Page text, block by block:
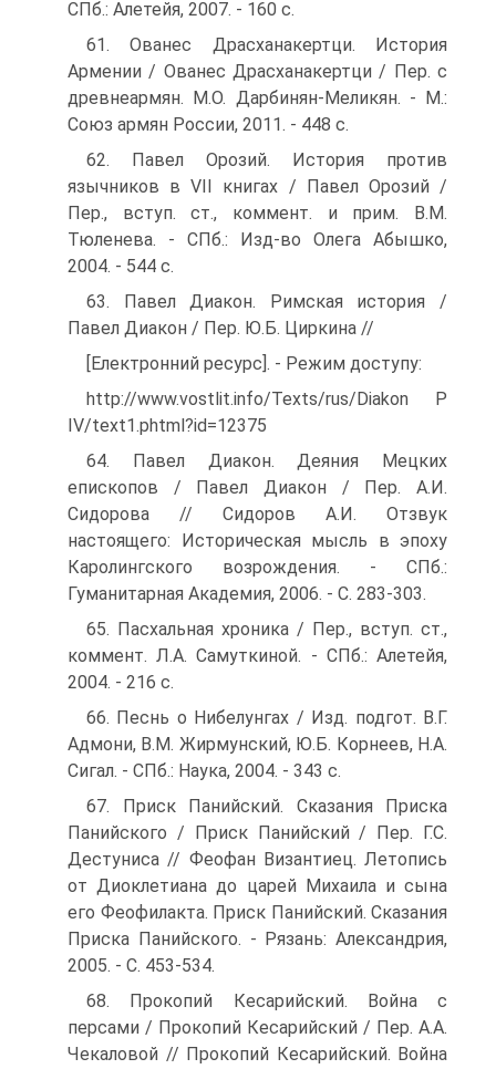
СПб.: Алетейя, 2007. - 160 с.
61. Ованес Драсханакертци. История
Армении / Ованес Драсханакертци / Пер. с
древнеармян. М.О. Дарбинян-Меликян. - М.:
Союз армян России, 2011. - 448 с.
62. Павел Орозий. История против
язычников в VII книгах / Павел Орозий /
Пер., вступ. ст., коммент. и прим. В.М.
Тюленева. - СПб.: Изд-во Олега Абышко,
2004. - 544 с.
63. Павел Диакон. Римская история /
Павел Диакон / Пер. Ю.Б. Циркина //
[Електронний ресурс]. - Режим доступу:
http://www.vostlit.info/Texts/rus/Diakon P
IV/text1.phtml?id=12375
64. Павел Диакон. Деяния Мецких
епископов / Павел Диакон / Пер. А.И.
Сидорова // Сидоров А.И. Отзвук
настоящего: Историческая мысль в эпоху
Каролингского возрождения. - СПб.:
Гуманитарная Академия, 2006. - С. 283-303.
65. Пасхальная хроника / Пер., вступ. ст.,
коммент. Л.А. Самуткиной. - СПб.: Алетейя,
2004. - 216 с.
66. Песнь о Нибелунгах / Изд. подгот. В.Г.
Адмони, В.М. Жирмунский, Ю.Б. Корнеев, Н.А.
Сигал. - СПб.: Наука, 2004. - 343 с.
67. Приск Панийский. Сказания Приска
Панийского / Приск Панийский / Пер. Г.С.
Дестуниса // Феофан Византиец. Летопись
от Диоклетиана до царей Михаила и сына
его Феофилакта. Приск Панийский. Сказания
Приска Панийского. - Рязань: Александрия,
2005. - С. 453-534.
68. Прокопий Кесарийский. Война с
персами / Прокопий Кесарийский / Пер. А.А.
Чекаловой // Прокопий Кесарийский. Война